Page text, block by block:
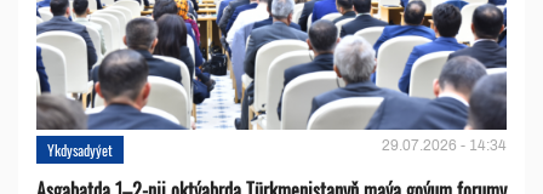
Ykdysadyýet 29.07.2026 - 14:34